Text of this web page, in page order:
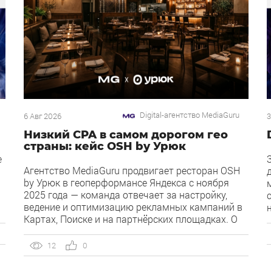
6 Авг 2026 Digital-агентство MediaGuru
Низкий CPA в самом дорогом гео
страны: кейс OSH by Урюк
Агентство MediaGuru продвигает ресторан OSH
by Урюк в геоперформансе Яндекса с ноября
2025 года — команда отвечает за настройку,
ведение и оптимизацию рекламных кампаний в
Картах, Поиске и на партнёрских площадках. О
открывшийся в конце 2025 года и объединивший
концепцию дубайского OSH с сетью «Урюк».
12 0